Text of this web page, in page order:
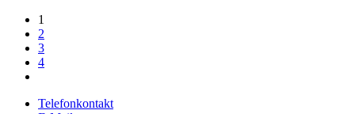
1
2
3
4
Telefonkontakt